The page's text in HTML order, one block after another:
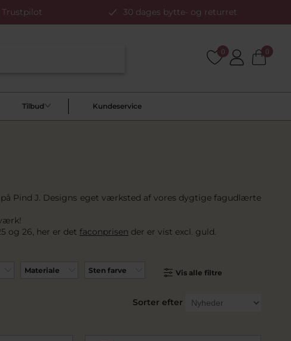
Trustpilot 30 dages bytte- og returret
0 0
Tilbud Kundeservice
Pind J. Designs eget værksted af vores dygtige fagudlærte
og 26, her er det faconprisen der er vist excl. guld.
Materiale Sten farve Vis alle filtre
Sorter efter